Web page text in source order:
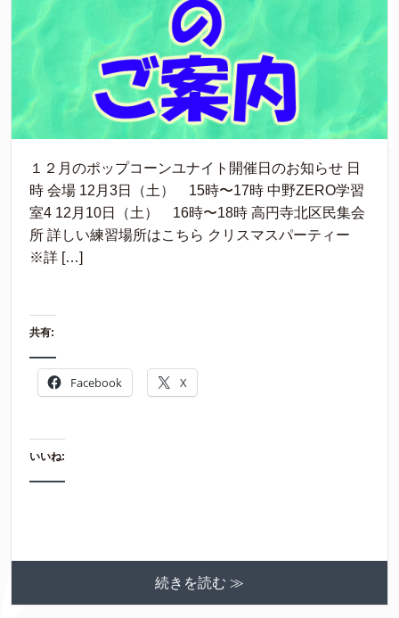
１２月のポップコーンユナイト開催日のお知らせ 日
時 会場 12月3日（土） 15時〜17時 中野ZERO学習
室4 12月10日（土） 16時〜18時 高円寺北区民集会
所 詳しい練習場所はこちら クリスマスパーティー
※詳 […]
共有:
Facebook X
いいね:
続きを読む ≫